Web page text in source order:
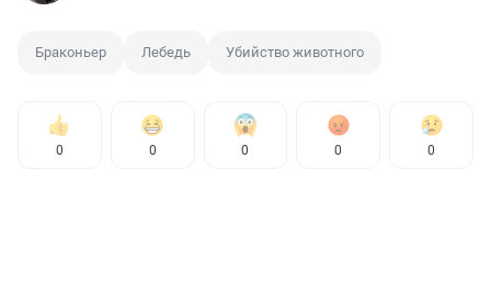
Браконьер Лебедь Убийство животного
0 0 0 0 0